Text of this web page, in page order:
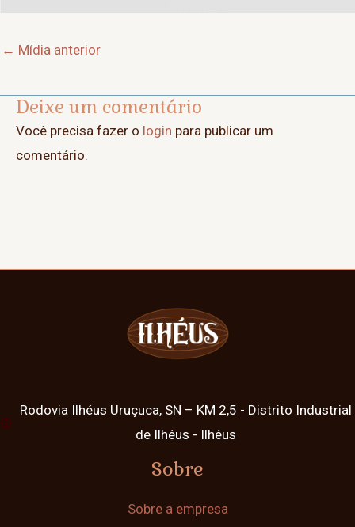
Post
← Mídia anterior
Deixe um comentário
Você precisa fazer o login para publicar um
comentário.
Rodovia Ilhéus Uruçuca, SN – KM 2,5 - Distrito Industrial
de Ilhéus - Ilhéus
Sobre
Sobre a empresa